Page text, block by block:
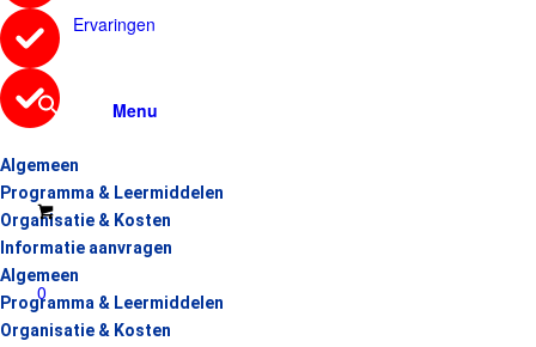
Ervaringen
Menu
0
Algemeen
Programma & Leermiddelen
Organisatie & Kosten
Informatie aanvragen
Algemeen
Programma & Leermiddelen
Organisatie & Kosten